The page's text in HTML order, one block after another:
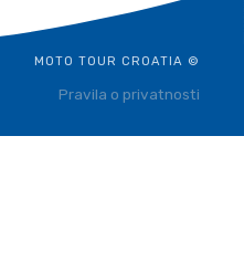
MOTO TOUR CROATIA ©
Pravila o privatnosti